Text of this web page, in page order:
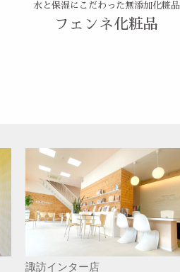
水と保湿にこだわった無添加化粧品
フェンネ化粧品
諏訪インター店